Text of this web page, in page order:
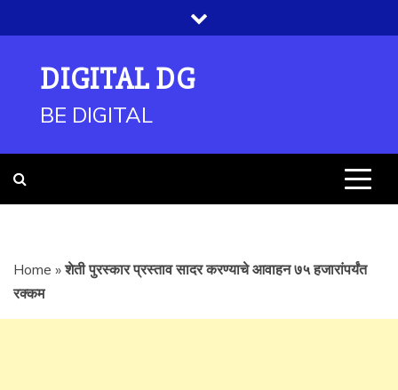
to
DIGITAL DG
BE DIGITAL
Home »शेती पुरस्कार प्रस्ताव सादर करण्याचे आवाहन ७५ हजारांपर्यंत
रक्कम